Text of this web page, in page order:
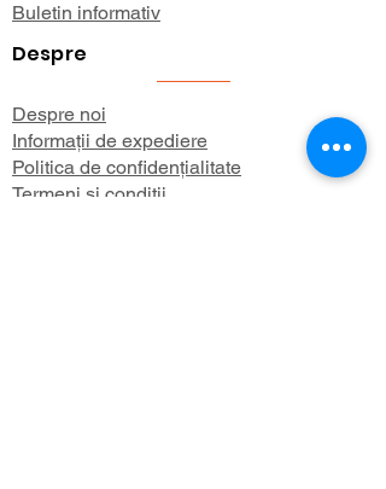
Buletin informativ
Despre
Despre noi
Informații de expediere
Politica de confidențialitate
Termeni și condiții